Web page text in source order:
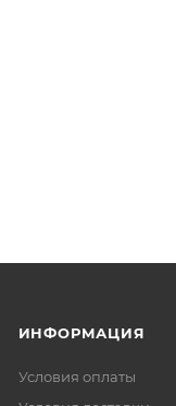
ИНФОРМАЦИЯ
Условия оплаты